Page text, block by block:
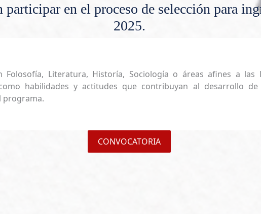
participar en el proceso de selección para
2025.
Folosofía, Literatura, Historía, Sociología o áreas afines a las
habilidades y actitudes que contribuyan al desarrollo
programa.
CONVOCATORIA